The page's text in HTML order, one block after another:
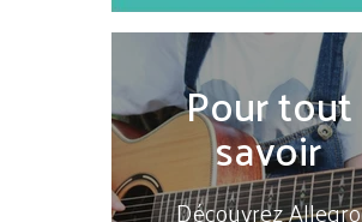
Pour tout
savoir
Découvrez Allegro